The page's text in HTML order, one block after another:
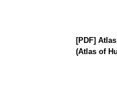
[PDF]
(Atlas of